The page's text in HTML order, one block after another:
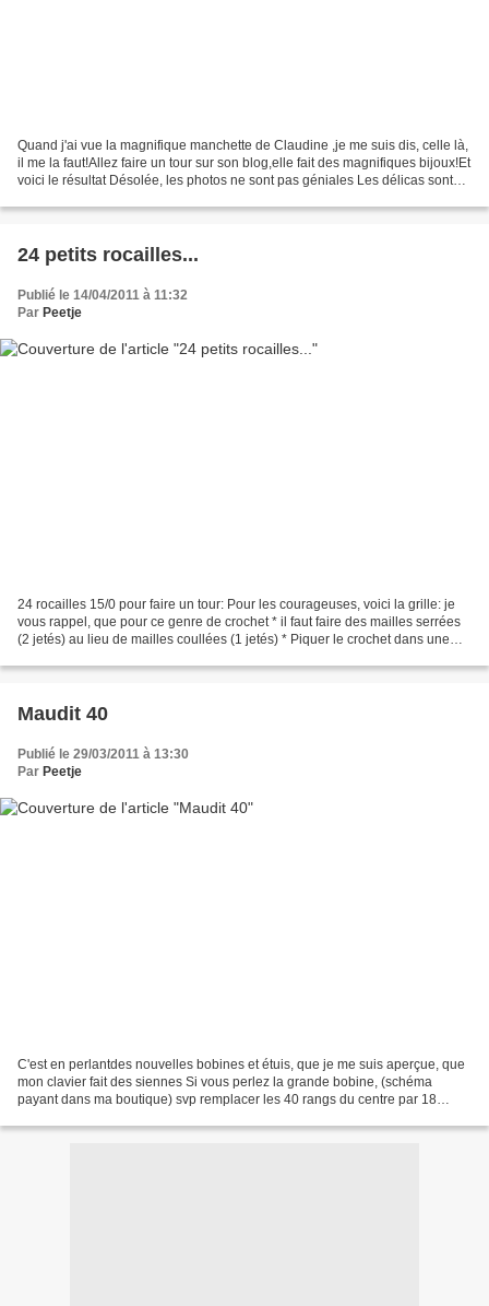
Quand j'ai vue la magnifique manchette de Claudine ,je me suis dis, celle là,
il me la faut!Allez faire un tour sur son blog,elle fait des magnifiques bijoux!Et
voici le résultat Désolée, les photos ne sont pas géniales Les délicas sont
24 petits rocailles...
Publié le 14/04/2011 à 11:32
Par Peetje
24 rocailles 15/0 pour faire un tour: Pour les courageuses, voici la grille: je
vous rappel, que pour ce genre de crochet * il faut faire des mailles serrées
(2 jetés) au lieu de mailles coullées (1 jetés) * Piquer le crochet dans une
Maudit 40
Publié le 29/03/2011 à 13:30
Par Peetje
C'est en perlantdes nouvelles bobines et étuis, que je me suis aperçue, que
mon clavier fait des siennes Si vous perlez la grande bobine, (schéma
payant dans ma boutique) svp remplacer les 40 rangs du centre par 18